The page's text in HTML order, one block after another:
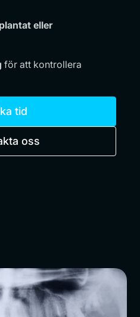
eller
för att kontrollera
tid
oss